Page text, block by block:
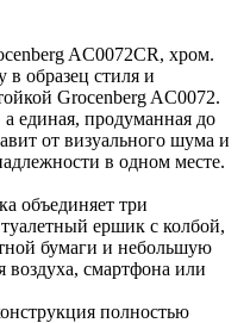
AC0072CR, хром.
образец стиля и
Grocenberg AC0072.
а единая, продуманная до
от визуального шума и
в одном месте.
объединяет три
ершик с колбой,
бумаги и небольшую
воздуха, смартфона или
полностью